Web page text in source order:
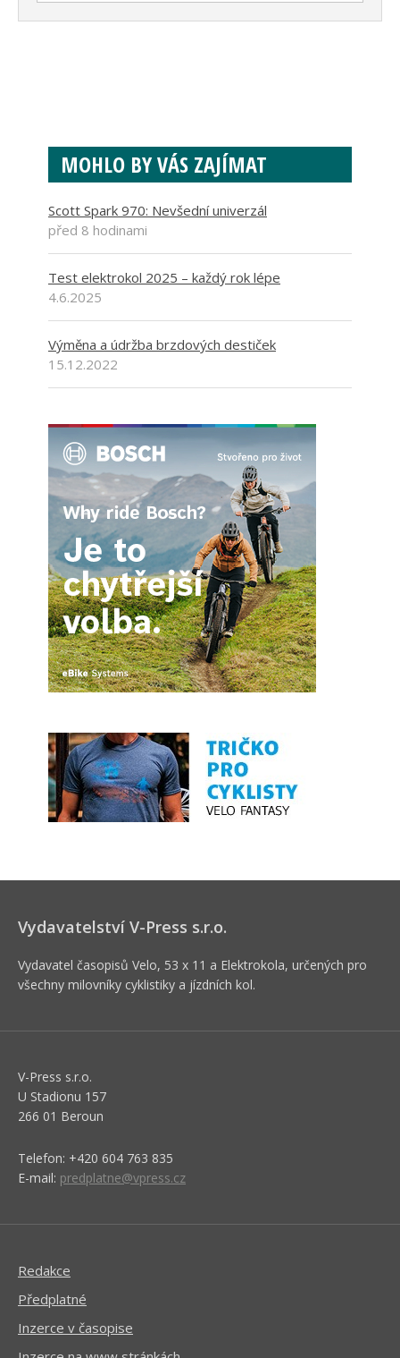
MOHLO BY VÁS ZAJÍMAT
Scott Spark 970: Nevšední univerzál
před 8 hodinami
Test elektrokol 2025 – každý rok lépe
4.6.2025
Výměna a údržba brzdových destiček
15.12.2022
Vydavatelství V-Press s.r.o.
Vydavatel časopisů Velo, 53 x 11 a Elektrokola, určených pro
všechny milovníky cyklistiky a jízdních kol.
V-Press s.r.o.
U Stadionu 157
266 01 Beroun
Telefon: +420 604 763 835
E-mail: predplatne@vpress.cz
Redakce
Předplatné
Inzerce v časopise